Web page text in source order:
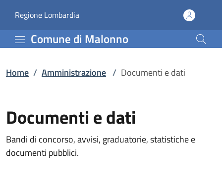
Documenti e dati |
Regione Lombardia(apre in un'altra scheda).
Comune di Malonno
Home / Amministrazione / Documenti e dati
Documenti e dati
Bandi di concorso, avvisi, graduatorie, statistiche e
documenti pubblici.